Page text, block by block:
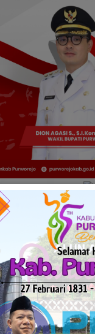
Harus
2026 Demi
Maulidar, selaku
Massal,
Abai Hak